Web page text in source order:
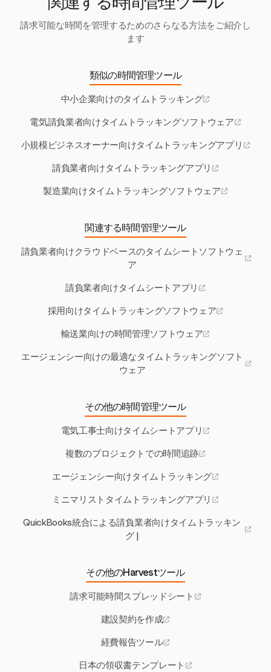
関連する時間管理ツール
請求可能な時間を管理するためのさらなる方法をご紹介し
ます
類似の時間管理ツール
中小企業向けのタイムトラッキング
電気請負業者向けタイムトラッキングソフトウェア
小規模ビジネスオーナー向けタイムトラッキングアプリ
請負業者向けタイムトラッキングアプリ
製造業向けタイムトラッキングソフトウェア
関連する時間管理ツール
請負業者向けクラウドベースのタイムシートソフトウェ
ア
請負業者向けタイムシートアプリ
採用向けタイムトラッキングソフトウェア
輸送業向けの時間管理ソフトウェア
エージェンシー向けの最適なタイムトラッキングソフト
ウェア
その他の時間管理ツール
電気工事士向けタイムシートアプリ
複数のプロジェクトでの時間追跡
エージェンシー向けタイムトラッキング
ミニマリストタイムトラッキングアプリ
QuickBooks統合による請負業者向けタイムトラッキン
グ |
その他のHarvestツール
請求可能時間スプレッドシート
建設契約を作成
経費報告ツール
日本の領収書テンプレート